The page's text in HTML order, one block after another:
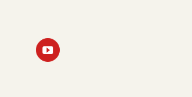
YouTube